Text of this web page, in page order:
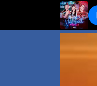
com O MELHOR DA
MAIARA E MARAISA -- VOU